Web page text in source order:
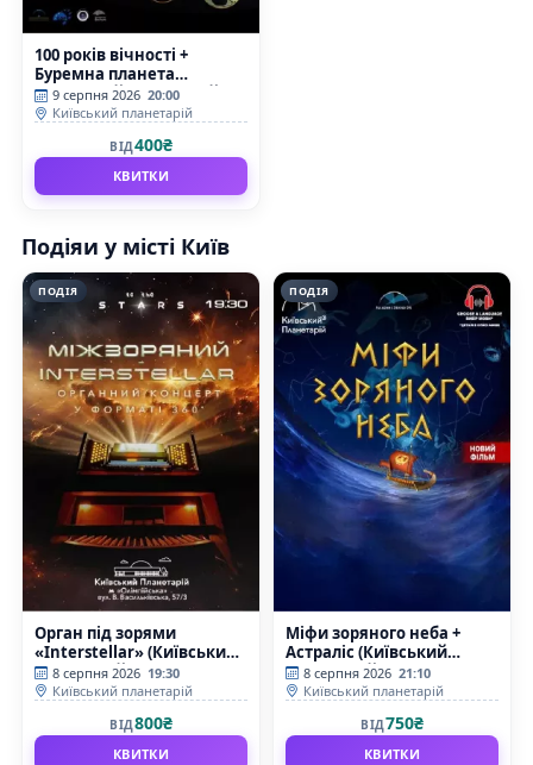
100 років вічності +
Буремна планета
(Київський планетарій)
9 серпня 2026 20:00
Київський планетарій
ВІД400₴
КВИТКИ
Подіяи у місті Київ
ПОДІЯ
Орган під зорями
«Interstellar» (Київський
планетарій)
8 серпня 2026 19:30
Київський планетарій
ВІД800₴
КВИТКИ
ПОДІЯ
Міфи зоряного неба +
Астраліс (Київський
планетарій)
8 серпня 2026 21:10
Київський планетарій
ВІД750₴
КВИТКИ